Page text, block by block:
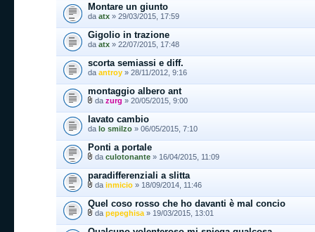
Montare un giunto
da atx » 29/03/2015, 17:59
Gigolio in trazione
da atx » 22/07/2015, 17:48
scorta semiassi e diff.
da antroy » 28/11/2012, 9:16
montaggio albero ant
da zurg » 20/05/2015, 9:00
lavato cambio
da lo smilzo » 06/05/2015, 7:10
Ponti a portale
da culotonante » 16/04/2015, 11:09
paradifferenziali a slitta
da inmicio » 18/09/2014, 11:46
Quel coso rosso che ho davanti è mal concio
da pepeghisa » 19/03/2015, 13:01